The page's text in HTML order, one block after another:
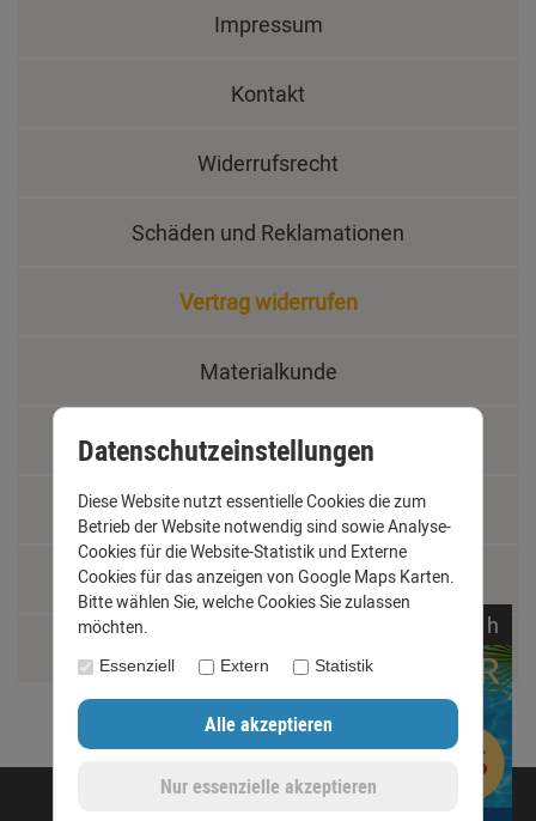
Impressum
Kontakt
Widerrufsrecht
Schäden und Reklamationen
Vertrag widerrufen
Materialkunde
Fachbegriffe
Jobs
Montage und Installationshilfen
©opyright 2020 - www.dachrinnen-shop.de
h
Datenschutzeinstellungen
Diese Website nutzt essentielle Cookies die zum
Betrieb der Website notwendig sind sowie Analyse-
Cookies für die Website-Statistik und Externe
Cookies für das anzeigen von Google Maps Karten.
Bitte wählen Sie, welche Cookies Sie zulassen
möchten.
Essenziell Extern Statistik